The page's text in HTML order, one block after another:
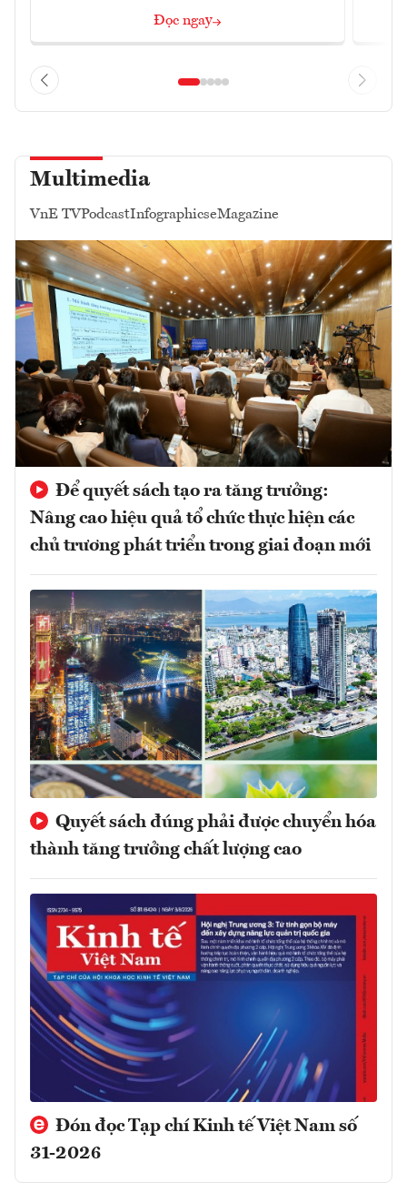
Đọc ngay
Multimedia
VnE TVPodcastInfographicseMagazine
Để quyết sách tạo ra tăng trưởng:
Nâng cao hiệu quả tổ chức thực hiện các
chủ trương phát triển trong giai đoạn mới
Quyết sách đúng phải được chuyển hóa
thành tăng trưởng chất lượng cao
Đón đọc Tạp chí Kinh tế Việt Nam số
31-2026